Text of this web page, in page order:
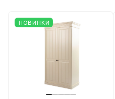
НОВИНКИ